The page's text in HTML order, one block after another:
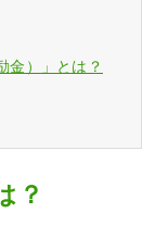
金）」とは？
？